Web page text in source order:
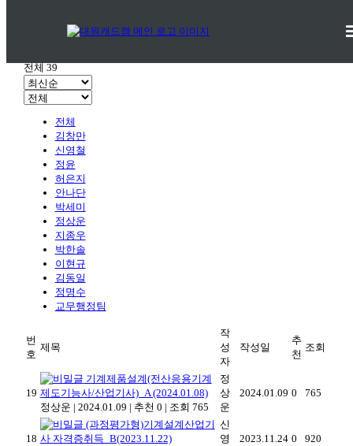
전체 39
전체
김창만
신영철
정윤
허은지
안나단
박세미
정상운
지종우
박한솔
이현규
김동일
정명수
교무행정팀
번
호
제목
작
성
자
작성일
추
천
조회
19
기계제품설계(전산응용기계
제도기능사/산업기사)_A (2024.01.08)
정상운 | 2024.01.09 | 추천 0 | 조회 765
정
상
운
2024.01.09 0 765
18
(과정평가형)기계설계산업기
사 자격증취득_B(2023.11.22)
신
영
2023.11.24 0 920